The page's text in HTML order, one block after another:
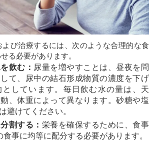
び治療するには、次のような合理的な食
る必要があります。
飲む： 尿量を増やすことは、昼夜を問
て、尿中の結石形成物質の濃度を下げ
としています。毎日飲む水の量は、天
、体重によって異なります。砂糖や塩
避けてください。
割する： 栄養を確保するために、食事
食事に均等に配分する必要があります。